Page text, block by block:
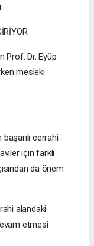
Prof. Dr. Eyüp
mesleki
cerrahi
için farklı
da önem
alandaki
etmesi